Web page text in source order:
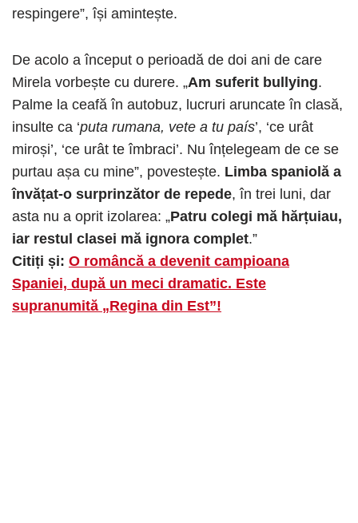
respingere”, își amintește.
De acolo a început o perioadă de doi ani de care
Mirela vorbește cu durere. „Am suferit bullying.
Palme la ceafă în autobuz, lucruri aruncate în clasă,
insulte ca ‘puta rumana, vete a tu país’, ‘ce urât
miroși’, ‘ce urât te îmbraci’. Nu înțelegeam de ce se
purtau așa cu mine”, povestește. Limba spaniolă a
învățat-o surprinzător de repede, în trei luni, dar
asta nu a oprit izolarea: „Patru colegi mă hărțuiau,
iar restul clasei mă ignora complet.”
Citiți și: O româncă a devenit campioana
Spaniei, după un meci dramatic. Este
supranumită „Regina din Est”!